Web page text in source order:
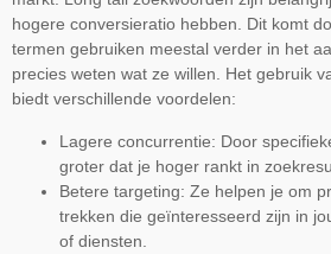
hogere conversieratio hebben. Dit komt
termen gebruiken meestal verder in het
precies weten wat ze willen. Het gebruik
biedt verschillende voordelen:
Lagere concurrentie: Door
groter dat je hoger rankt in
Betere targeting: Ze helpen je om
trekken die geïnteresseerd zijn in
of diensten.